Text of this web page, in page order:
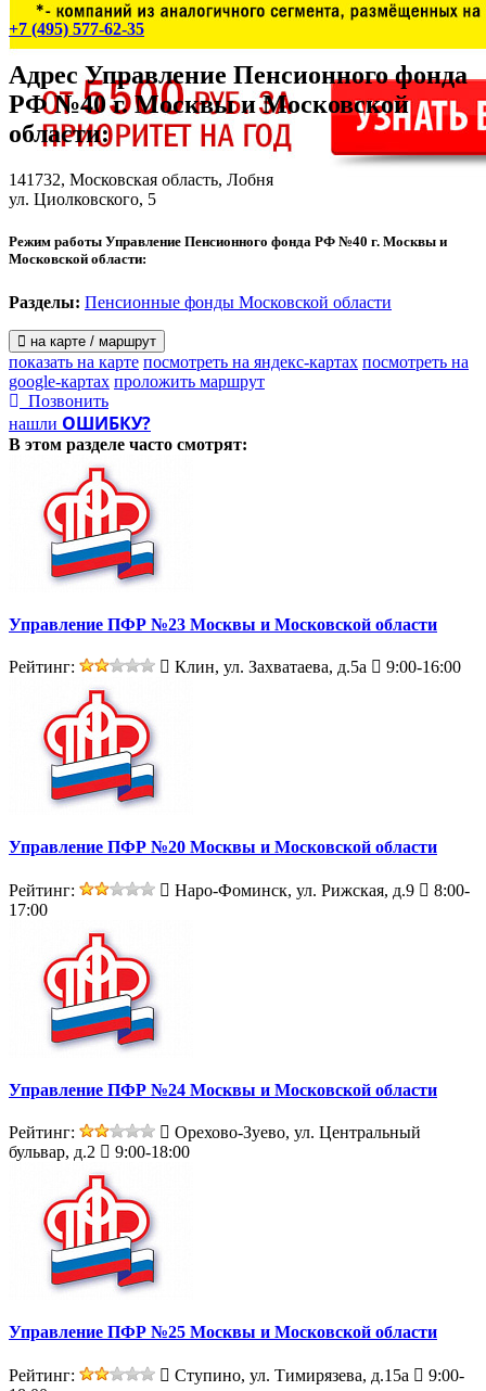
+7 (495) 577-62-35
Адрес Управление Пенсионного фонда
РФ №40 г. Москвы и Московской
области:
141732, Московская область, Лобня
ул. Циолковского, 5
Режим работы Управление Пенсионного фонда РФ №40 г. Москвы и
Московской области:
Разделы: Пенсионные фонды Московской области
на карте / маршрут
показать на карте посмотреть на яндекс-картах посмотреть на
google-картах проложить маршрут
Позвонить
нашли ОШИБКУ?
В этом разделе часто смотрят:
Управление ПФР №23 Москвы и Московской области
Рейтинг: Клин, ул. Захватаева, д.5а 9:00-16:00
Управление ПФР №20 Москвы и Московской области
Рейтинг: Наро-Фоминск, ул. Рижская, д.9
8:00-
17:00
Управление ПФР №24 Москвы и Московской области
Рейтинг:
Орехово-Зуево, ул. Центральный
бульвар, д.2
9:00-18:00
Управление ПФР №25 Москвы и Московской области
Рейтинг: Ступино, ул. Тимирязева, д.15а
9:00-